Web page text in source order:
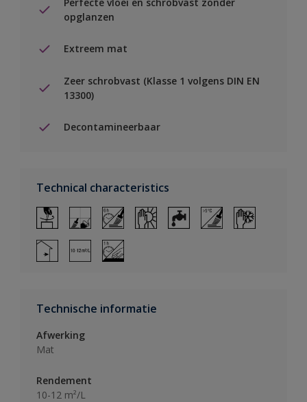
opglanzen
Extreem mat
Zeer schrobvast (Klasse 1 volgens DIN EN
13300)
Decontamineerbaar
Technical characteristics
Technische informatie
Afwerking
Mat
Rendement
10-12 m²/L